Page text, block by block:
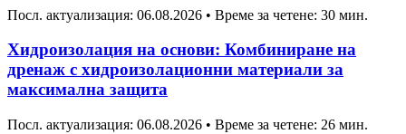
Посл. актуализация: 06.08.2026 • Време за четене: 30 мин.
Хидроизолация на основи: Комбиниране на
дренаж с хидроизолационни материали за
максимална защита
Посл. актуализация: 06.08.2026 • Време за четене: 26 мин.